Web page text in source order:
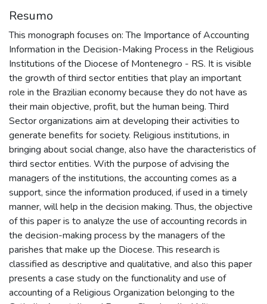
Resumo
This monograph focuses on: The Importance of Accounting
Information in the Decision-Making Process in the Religious
Institutions of the Diocese of Montenegro - RS. It is visible
the growth of third sector entities that play an important
role in the Brazilian economy because they do not have as
their main objective, profit, but the human being. Third
Sector organizations aim at developing their activities to
generate benefits for society. Religious institutions, in
bringing about social change, also have the characteristics of
third sector entities. With the purpose of advising the
managers of the institutions, the accounting comes as a
support, since the information produced, if used in a timely
manner, will help in the decision making. Thus, the objective
of this paper is to analyze the use of accounting records in
the decision-making process by the managers of the
parishes that make up the Diocese. This research is
classified as descriptive and qualitative, and also this paper
presents a case study on the functionality and use of
accounting of a Religious Organization belonging to the